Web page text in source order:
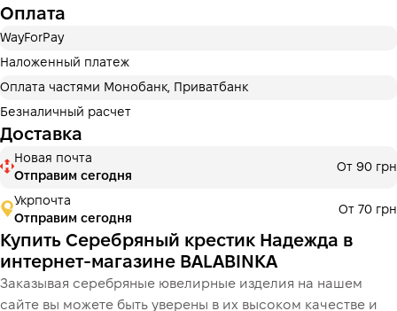
Оплата частями МоноБанк
Оплату можно разделить на 2 или 3 платежа. Без
дополнительных комиссий для покупателей.
корзине.
3 месяцых
переходите до наступного кроку.
Оплата
WayForPay
Наложенный платеж
Оплата частями Монобанк, Приватбанк
Безналичный расчет
Доставка
Новая почта
Отправим сегодня
От 90 грн
Укрпочта
Отправим сегодня
От 70 грн
Купить Серебряный крестик Надежда в
интернет-магазине BALABINKA
Заказывая серебряные ювелирные изделия на нашем
сайте вы можете быть уверены в их высоком качестве и